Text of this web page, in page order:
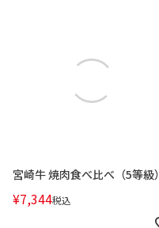
宮崎牛 焼肉食べ比べ（5等級）
¥7,344税込